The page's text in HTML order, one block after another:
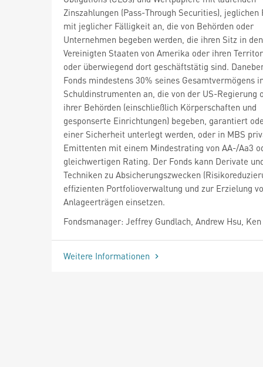
Zinszahlungen (Pass-Through Securities), jeglichen
mit jeglicher Fälligkeit an, die von Behörden oder
Unternehmen begeben werden, die ihren Sitz in den
Vereinigten Staaten von Amerika oder ihren
oder überwiegend dort geschäftstätig sind.
Fonds mindestens 30% seines Gesamtvermögens
Schuldinstrumenten an, die von der US-Regierung
ihrer Behörden (einschließlich Körperschaften und
gesponserte Einrichtungen) begeben, garantiert
einer Sicherheit unterlegt werden, oder in MBS
Emittenten mit einem Mindestrating von AA-/Aa3
gleichwertigen Rating. Der Fonds kann Derivate
Techniken zu Absicherungszwecken
effizienten Portfolioverwaltung und zur Erzielung
Anlageerträgen einsetzen.
Fondsmanager: Jeffrey Gundlach, Andrew Hsu,
Weitere Informationen